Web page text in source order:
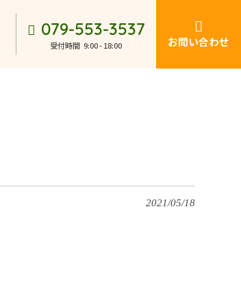
079-553-3537
受付時間 9:00 - 18:00 お問い合わせ
2021/05/18